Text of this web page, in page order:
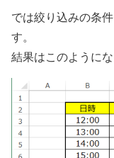
では絞り込みの条
す。
結果はこのようにな